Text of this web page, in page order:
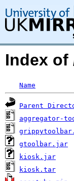
Index of
Name
Parent
aggregator-
gtoolbar.jar
kiosk.jar
kiosk.tar